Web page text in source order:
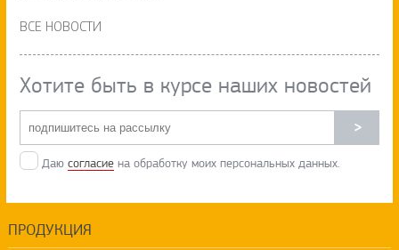
ВСЕ НОВОСТИ
Хотите быть в курсе наших новостей
>
Даю согласие на обработку моих персональных данных.
ПРОДУКЦИЯ